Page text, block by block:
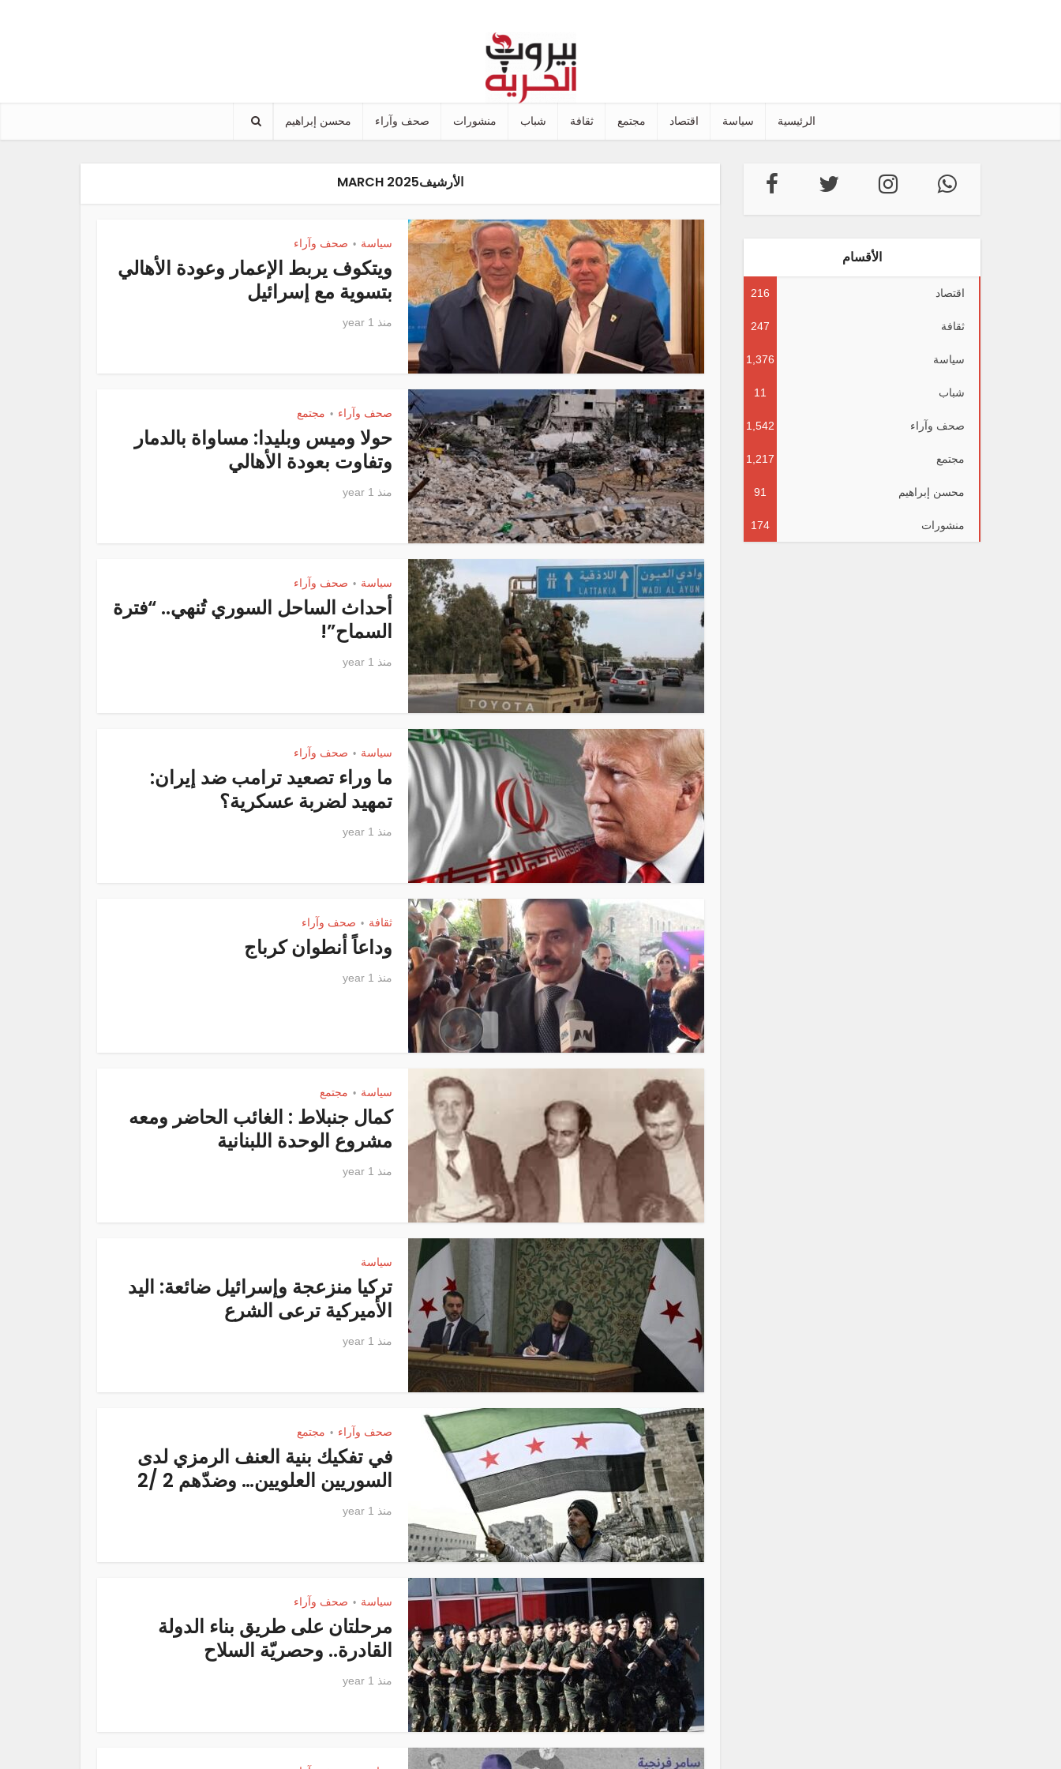
الرئيسية سياسة اقتصاد مجتمع ثقافة شباب منشورات صحف وآراء محسن إبراهيم
الأرشيفMARCH 2025
سياسة • صحف وآراء
ويتكوف يربط الإعمار وعودة الأهالي
بتسوية مع إسرائيل
منذ 1 year
صحف وآراء • مجتمع
حولا وميس وبليدا: مساواة بالدمار
وتفاوت بعودة الأهالي
منذ 1 year
سياسة • صحف وآراء
أحداث الساحل السوري تُنهي.. “فترة
السماح”!
منذ 1 year
سياسة • صحف وآراء
ما وراء تصعيد ترامب ضد إيران:
تمهيد لضربة عسكرية؟
منذ 1 year
ثقافة • صحف وآراء
وداعاً أنطوان كرباج
منذ 1 year
سياسة • مجتمع
كمال جنبلاط : الغائب الحاضر ومعه
مشروع الوحدة اللبنانية
منذ 1 year
سياسة
تركيا منزعجة وإسرائيل ضائعة: اليد
الأميركية ترعى الشرع
منذ 1 year
صحف وآراء • مجتمع
في تفكيك بنية العنف الرمزي لدى
السوريين العلويين… وضدّهم 2 /2
منذ 1 year
سياسة • صحف وآراء
مرحلتان على طريق بناء الدولة
القادرة.. وحصريّة السلاح
منذ 1 year
الأقسام
اقتصاد 216
ثقافة 247
سياسة 1,376
شباب 11
صحف وآراء 1,542
مجتمع 1,217
محسن إبراهيم 91
منشورات 174